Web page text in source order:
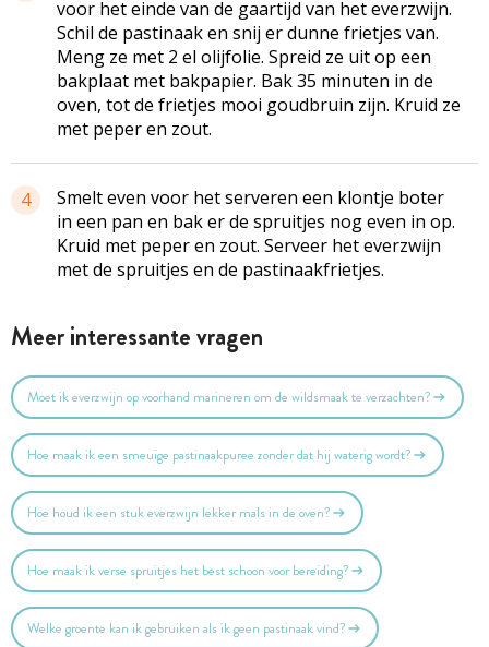
voor het einde van de gaartijd van het everzwijn.
Schil de pastinaak en snij er dunne frietjes van.
Meng ze met 2 el olijfolie. Spreid ze uit op een
bakplaat met bakpapier. Bak 35 minuten in de
oven, tot de frietjes mooi goudbruin zijn. Kruid ze
met peper en zout.
4
Smelt even voor het serveren een klontje boter
in een pan en bak er de spruitjes nog even in op.
Kruid met peper en zout. Serveer het everzwijn
met de spruitjes en de pastinaakfrietjes.
Meer interessante vragen
Moet ik everzwijn op voorhand marineren om de wildsmaak te verzachten?
Hoe maak ik een smeuïge pastinaakpuree zonder dat hij waterig wordt?
Hoe houd ik een stuk everzwijn lekker mals in de oven?
Hoe maak ik verse spruitjes het best schoon voor bereiding?
Welke groente kan ik gebruiken als ik geen pastinaak vind?